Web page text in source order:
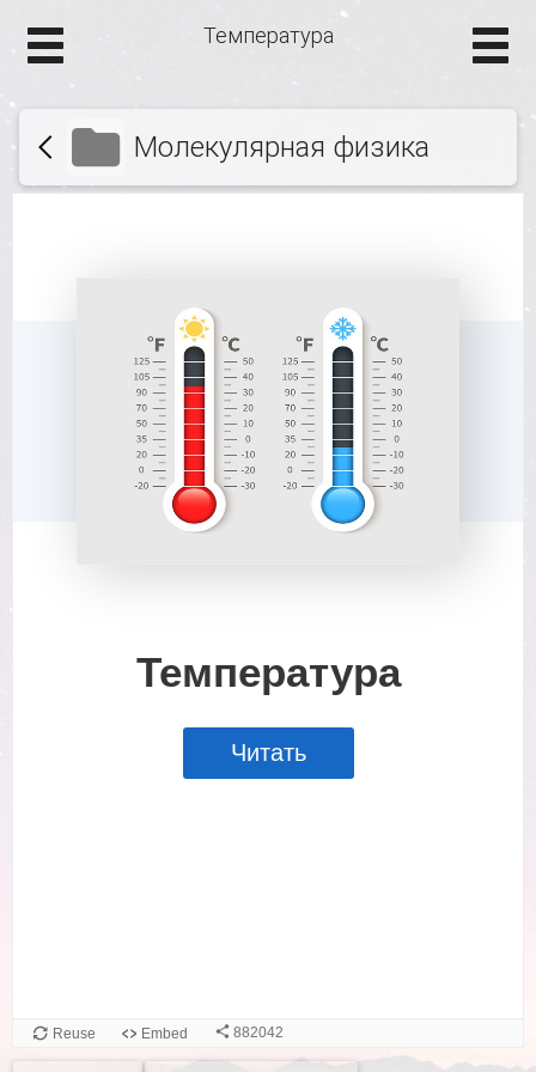
Температура
Молекулярная физика